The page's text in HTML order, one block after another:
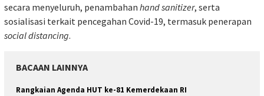
secara menyeluruh, penambahan hand sanitizer, serta
sosialisasi terkait pencegahan Covid-19, termasuk penerapan
social distancing.
BACAAN LAINNYA
Rangkaian Agenda HUT ke-81 Kemerdekaan RI